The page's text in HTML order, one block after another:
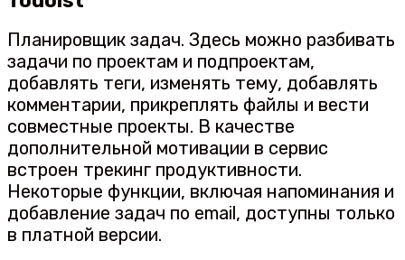
Планировщик задач. Здесь можно разбивать
задачи по проектам и подпроектам,
добавлять теги, изменять тему, добавлять
комментарии, прикреплять файлы и вести
совместные проекты. В качестве
дополнительной мотивации в сервис
встроен трекинг продуктивности.
Некоторые функции, включая напоминания и
добавление задач по email, доступны только
в платной версии.